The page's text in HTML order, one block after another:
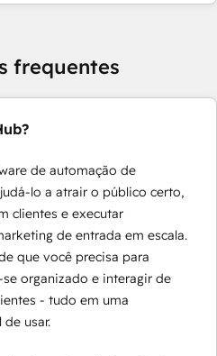
frequentes
de automação de
lo a atrair o público certo,
clientes e executar
de entrada em escala.
que você precisa para
organizado e interagir de
- tudo em uma
usar.